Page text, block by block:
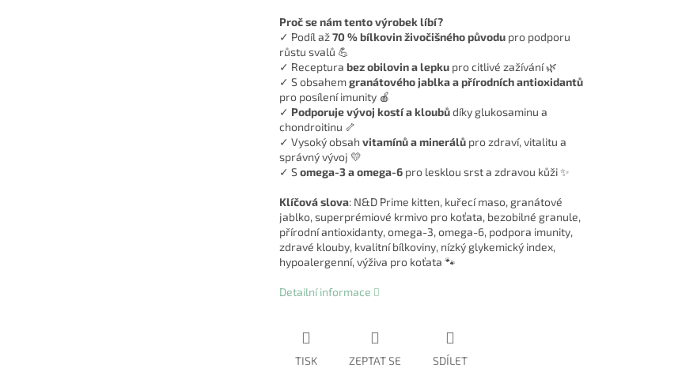
Proč se nám tento výrobek líbí?
✓ Podíl až70 % bílkovin živočišného původupro podporu
růstu svalů 💪
✓ Receptura bez obilovin a lepkupro citlivé zažívání 🌿
✓ S obsahemgranátového jablka a přírodních antioxidantů
pro posílení imunity 🍎
✓ Podporuje vývoj kostí a kloubůdíky glukosaminu a
chondroitinu 🦴
✓ Vysoký obsah vitamínů a minerálůpro zdraví, vitalitu a
správný vývoj 💛
✓ S omega-3 a omega-6pro lesklou srst a zdravou kůži ✨
Klíčová slova: N&D Prime kitten, kuřecí maso, granátové
jablko, superprémiové krmivo pro koťata, bezobilné granule,
přírodní antioxidanty, omega-3, omega-6, podpora imunity,
zdravé klouby, kvalitní bílkoviny, nízký glykemický index,
hypoalergenní, výživa pro koťata 🐾
Detailní informace
TISK ZEPTAT SE SDÍLET